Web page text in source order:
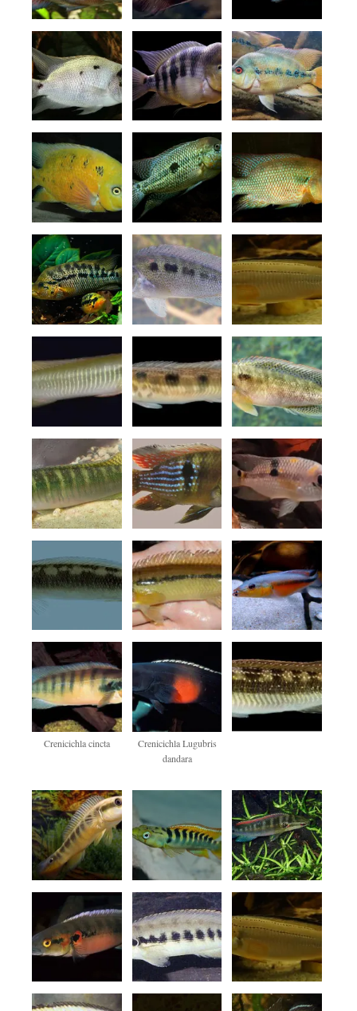
Crenicichla cincta
Crenicichla Lugubris
dandara